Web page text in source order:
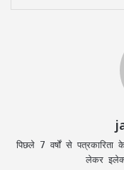
पिछले 7 वर्षों से
लेकर